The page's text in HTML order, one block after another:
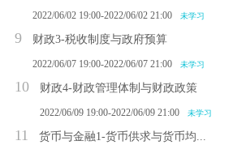
2022/06/02 19:00-2022/06/02 21:00 未学习
9 财政3-税收制度与政府预算
2022/06/07 19:00-2022/06/07 21:00 未学习
10 财政4-财政管理体制与财政政策
2022/06/09 19:00-2022/06/09 21:00 未学习
11 货币与金融1-货币供求与货币均...